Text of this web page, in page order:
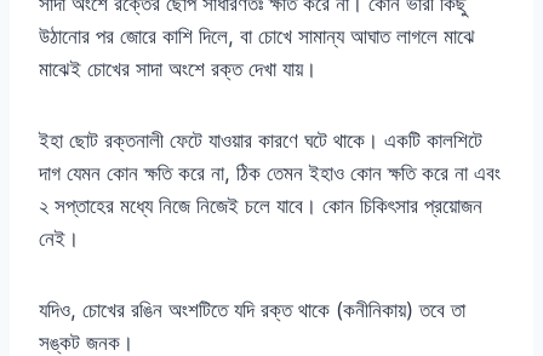
উঠানোর পর জোরে কাশি দিলে, বা চোখে সামান্য আঘাত লাগলে মাঝে
মাঝেই চোখের সাদা অংশে রক্ত দেখা যায়।
ইহা ছোট রক্তনালী ফেটে যাওয়ার কারণে ঘটে থাকে। একটি কালশিটে
দাগ যেমন কোন ক্ষতি করে না, ঠিক তেমন ইহাও কোন ক্ষতি করে না এবং
২ সপ্তাহের মধ্যে নিজে নিজেই চলে যাবে। কোন চিকিৎসার প্রয়োজন
নেই।
যদিও, চোখের রঙিন অংশটিতে যদি রক্ত থাকে (কনীনিকায়) তবে তা
সঙ্কট জনক।